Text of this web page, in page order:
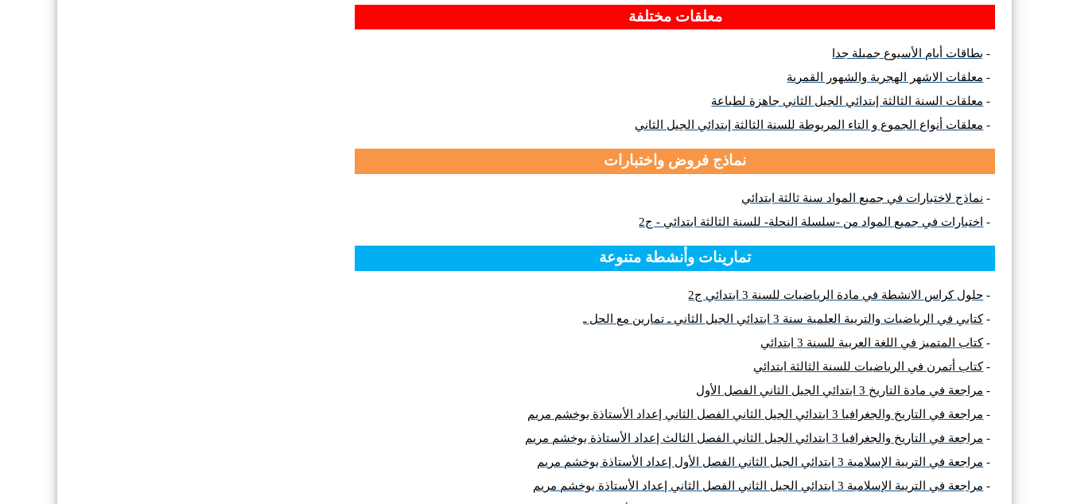
معلقات مختلفة
- بطاقات أيام الأسبوع جميلة جدا
- معلقات الاشهر الهجرية والشهور القمرية
- معلقات السنة الثالثة إبتدائي الجيل الثاني جاهزة لطباعة
- معلقات أنواع الجموع و التاء المربوطة للسنة الثالثة إبتدائي الجيل الثاني
نماذج فروض واختبارات
- نماذج لاختبارات في جميع المواد سنة ثالثة ابتدائي
- اختبارات في جميع المواد من -سلسلة النحلة- للسنة الثالثة ابتدائي - ج2
تمارينات وأنشطة متنوعة
- حلول كراس الانشطة في مادة الرياضيات للسنة 3 ابتدائي ج2
-كتابي في الرياضيات والتربية العلمية سنة 3 ابتدائي الجيل الثاني ـ تمارين مع الحل ـ
-كتاب المتميز في اللغة العربية للسنة 3 ابتدائي
-كتاب أتمرن في الرياضيات للسنة الثالثة ابتدائي
- مراجعة في مادة التاريخ 3 ابتدائي الجيل الثاني الفصل الأول
- مراجعة في التاريخ والجغرافيا 3 ابتدائي الجيل الثاني الفصل الثاني إعداد الأستاذة بوخشم مريم
- مراجعة في التاريخ والجغرافيا 3 ابتدائي الجيل الثاني الفصل الثالث إعداد الأستاذة بوخشم مريم
- مراجعة في التربية الإسلامية 3 ابتدائي الجيل الثاني الفصل الأول إعداد الأستاذة بوخشم مريم
- مراجعة في التربية الإسلامية 3 ابتدائي الجيل الثاني الفصل الثاني إعداد الأستاذة بوخشم مريم